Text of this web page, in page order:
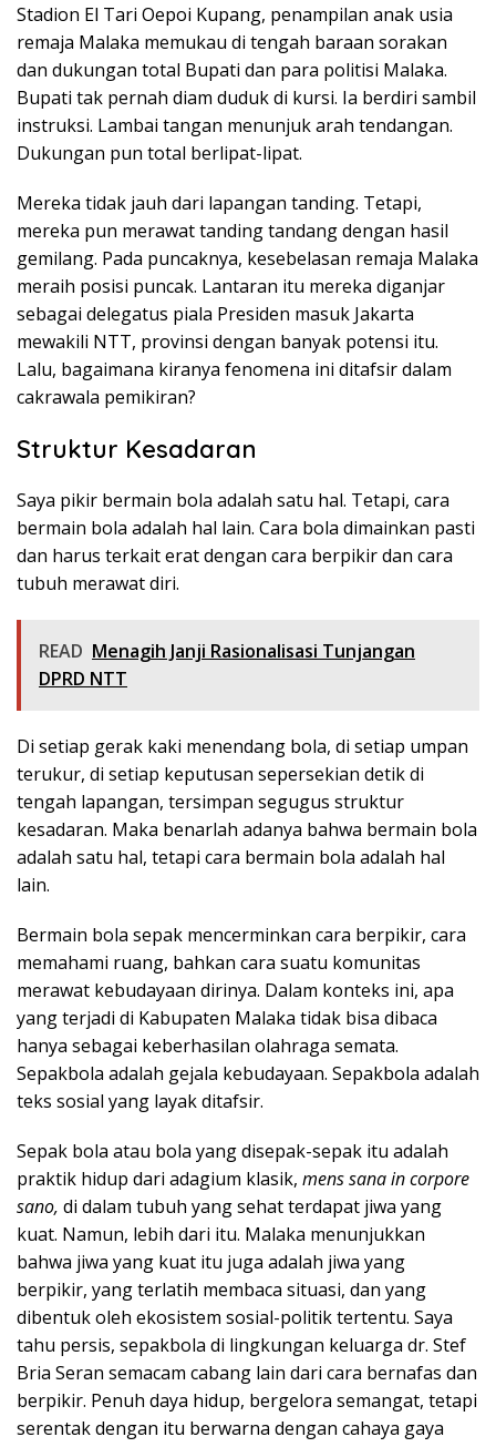
Stadion El Tari Oepoi Kupang, penampilan anak usia
remaja Malaka memukau di tengah baraan sorakan
dan dukungan total Bupati dan para politisi Malaka.
Bupati tak pernah diam duduk di kursi. Ia berdiri sambil
instruksi. Lambai tangan menunjuk arah tendangan.
Dukungan pun total berlipat-lipat.
Mereka tidak jauh dari lapangan tanding. Tetapi,
mereka pun merawat tanding tandang dengan hasil
gemilang. Pada puncaknya, kesebelasan remaja Malaka
meraih posisi puncak. Lantaran itu mereka diganjar
sebagai delegatus piala Presiden masuk Jakarta
mewakili NTT, provinsi dengan banyak potensi itu.
Lalu, bagaimana kiranya fenomena ini ditafsir dalam
cakrawala pemikiran?
Struktur Kesadaran
Saya pikir bermain bola adalah satu hal. Tetapi, cara
bermain bola adalah hal lain. Cara bola dimainkan pasti
dan harus terkait erat dengan cara berpikir dan cara
tubuh merawat diri.
READ Menagih Janji Rasionalisasi Tunjangan
DPRD NTT
Di setiap gerak kaki menendang bola, di setiap umpan
terukur, di setiap keputusan sepersekian detik di
tengah lapangan, tersimpan segugus struktur
kesadaran. Maka benarlah adanya bahwa bermain bola
adalah satu hal, tetapi cara bermain bola adalah hal
lain.
Bermain bola sepak mencerminkan cara berpikir, cara
memahami ruang, bahkan cara suatu komunitas
merawat kebudayaan dirinya. Dalam konteks ini, apa
yang terjadi di Kabupaten Malaka tidak bisa dibaca
hanya sebagai keberhasilan olahraga semata.
Sepakbola adalah gejala kebudayaan. Sepakbola adalah
teks sosial yang layak ditafsir.
Sepak bola atau bola yang disepak-sepak itu adalah
praktik hidup dari adagium klasik, mens sana in corpore
sano, di dalam tubuh yang sehat terdapat jiwa yang
kuat. Namun, lebih dari itu. Malaka menunjukkan
bahwa jiwa yang kuat itu juga adalah jiwa yang
berpikir, yang terlatih membaca situasi, dan yang
dibentuk oleh ekosistem sosial-politik tertentu. Saya
tahu persis, sepakbola di lingkungan keluarga dr. Stef
Bria Seran semacam cabang lain dari cara bernafas dan
berpikir. Penuh daya hidup, bergelora semangat, tetapi
serentak dengan itu berwarna dengan cahaya gaya